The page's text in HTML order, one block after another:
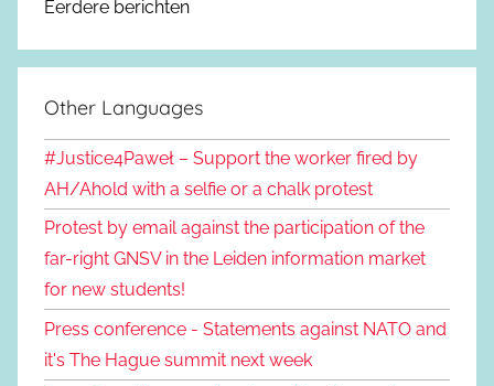
Eerdere berichten
Other Languages
#Justice4Paweł – Support the worker fired by
AH/Ahold with a selfie or a chalk protest
Protest by email against the participation of the
far-right GNSV in the Leiden information market
for new students!
Press conference - Statements against NATO and
it's The Hague summit next week